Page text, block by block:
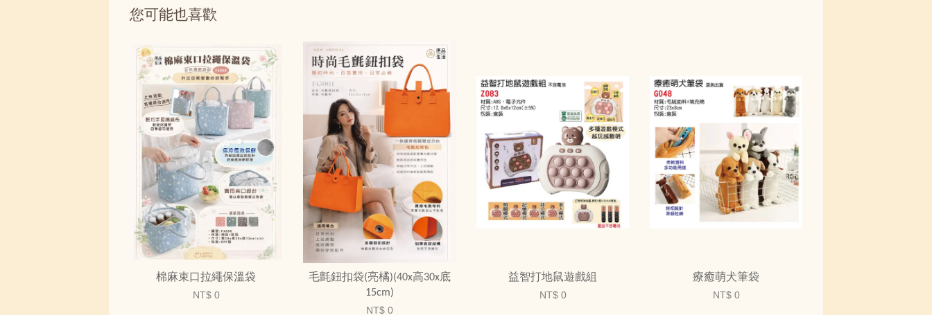
您可能也喜歡
棉麻束口拉繩保溫袋
NT$ 0
毛氈鈕扣袋(亮橘)(40x高30x底
15cm)
NT$ 0
益智打地鼠遊戲組
NT$ 0
療癒萌犬筆袋
NT$ 0